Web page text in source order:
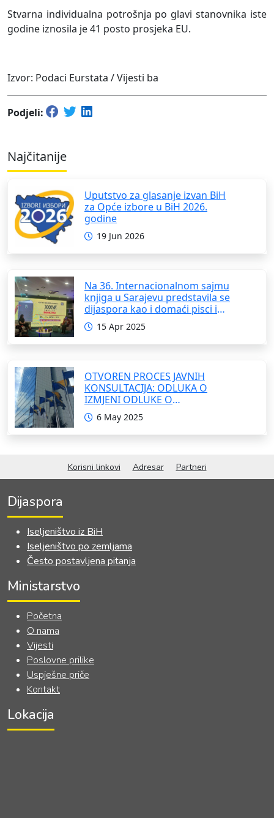
Stvarna individualna potrošnja po glavi stanovnika iste
godine iznosila je 41 posto prosjeka EU.
Izvor: Podaci Eurstata / Vijesti ba
Podjeli:
Najčitanije
Uputstvo za glasanje izvan BiH
za Opće izbore u BiH 2026.
godine
19 Jun 2026
Na 36. Internacionalnom sajmu
knjiga u Sarajevu predstavila se
dijaspora kao i domaći pisci i
umjetnici
15 Apr 2025
OTVOREN PROCES JAVNIH
KONSULTACIJA: ODLUKA O
IZMJENI ODLUKE O
FORMIRANJU INTERRESORNE
RADNE GRUPE ZA IZRADU
OKVIRNOG ZAKONA O
HERCEGOVINE
6 May 2025
Korisni linkovi Adresar Partneri
Dijaspora
Iseljeništvo iz BiH
Iseljeništvo po zemljama
Često postavljena pitanja
Ministarstvo
Početna
O nama
Vijesti
Poslovne prilike
Uspješne priče
Kontakt
Lokacija